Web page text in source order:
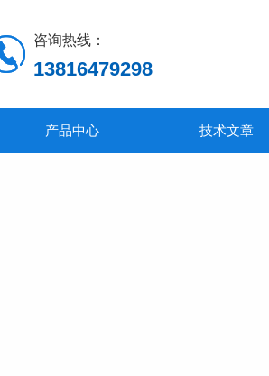
咨询热线：
13816479298
产品中心 技术文章